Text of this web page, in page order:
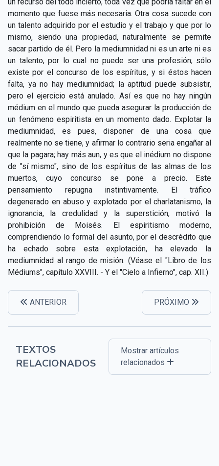
CAPÍTULO XXIII - Moral extraña ▸
CAPÍTULO XXIV - No pongáis la lámpara debajo del
celemín
▸
CAPÍTULO XXV - Buscad y encontraréis ▸
CAPÍTULO XXVI - Dad gratuitamente lo que recibís
gratuitamente
CAPÍTULO XXVII - Pedid y se os dará ▸
CAPÍTULO XXVIII - Colección de oraciones
espiritistas
▸
momento que fuese más necesaria. Otra cosa sucede con
un talento adquirido por el estudio y el trabajo y que por lo
mismo, siendo una propiedad, naturalmente se permite
sacar partido de él. Pero la mediumnidad ni es un arte ni es
un talento, por lo cual no puede ser una profesión; sólo
existe por el concurso de los espíritus, y si éstos hacen
falta, ya no hay mediumnidad; la aptitud puede subsistir,
pero el ejercicio está anulado. Así es que no hay ningún
médium en el mundo que pueda asegurar la producción de
un fenómeno espiritista en un momento dado. Explotar la
mediumnidad, es pues, disponer de una cosa que
realmente no se tiene, y afirmar lo contrario seria engañar al
que la pagara; hay más aun, y es que el inédium no dispone
de "sí mismo", sino de los espíritus de las almas de los
muertos, cuyo concurso se pone a precio. Este
pensamiento repugna instintivamente. El tráfico
degenerado en abuso y explotado por el charlatanismo, la
ignorancia, la credulidad y la superstición, motivó la
prohibición de Moisés. El espiritismo moderno,
comprendiendo lo formal del asunto, por el descrédito que
ha echado sobre esta explotación, ha elevado la
mediumnidad al rango de misión. (Véase el "Libro de los
Médiums", capítulo XXVIII. - Y el "Cielo a Infierno", cap. XII.)
ANTERIOR PRÓXIMO
TEXTOS
RELACIONADOS
Mostrar artículos
relacionados